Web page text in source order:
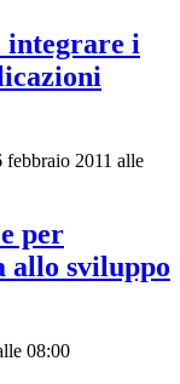
integrare i
febbraio 2011 alle
per
allo sviluppo
08:00